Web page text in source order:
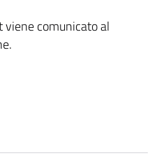
comunicato al